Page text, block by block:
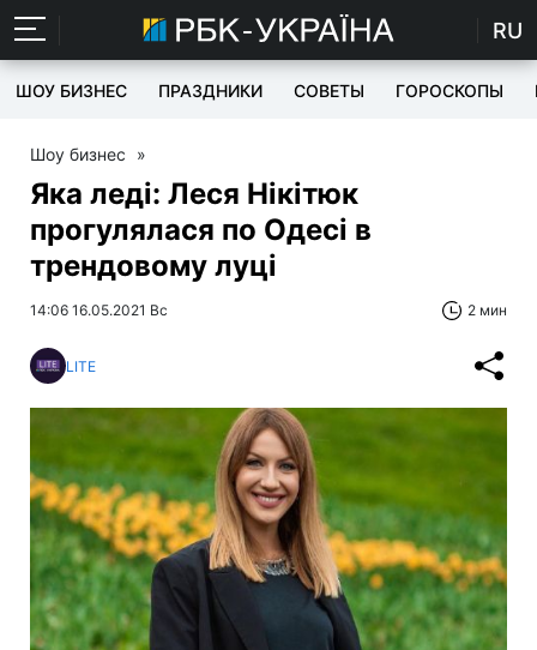
RU
ШОУ БИЗНЕС ПРАЗДНИКИ СОВЕТЫ ГОРОСКОПЫ
Шоу бизнес »
Яка леді: Леся Нікітюк
прогулялася по Одесі в
трендовому луці
14:06 16.05.2021 Вс 2 мин
LITE